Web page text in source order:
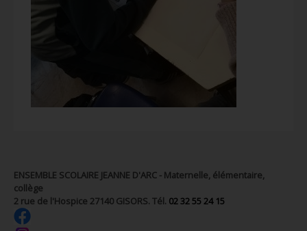
ENSEMBLE SCOLAIRE JEANNE D'ARC - Maternelle, élémentaire,
collège
2 rue de l'Hospice 27140 GISORS. Tél. 02 32 55 24 15